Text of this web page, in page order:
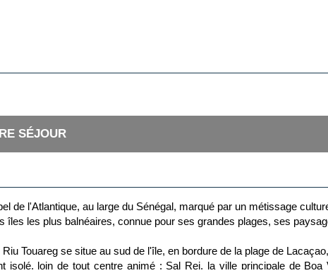
SÉJOUR
de l'Atlantique, au large du Sénégal, marqué par un métissage
îles les plus balnéaires, connue pour ses grandes plages, ses
Touareg se situe au sud de l'île, en bordure de la plage de
isolé, loin de tout centre animé : Sal Rei, la ville principale de